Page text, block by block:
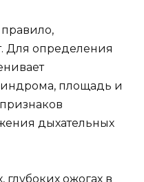
правило,
Для определения
площадь и
дыхательных
ожогах в